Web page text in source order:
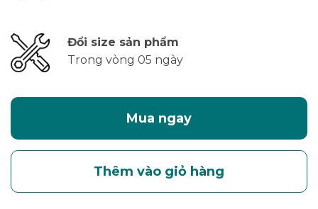
Đổi size sản phẩm
Trong vòng 05 ngày
Mua ngay
Thêm vào giỏ hàng